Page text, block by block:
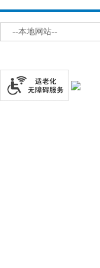
--本地网站--